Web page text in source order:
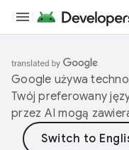
Google używa
Twój preferowany
przez AI mogą